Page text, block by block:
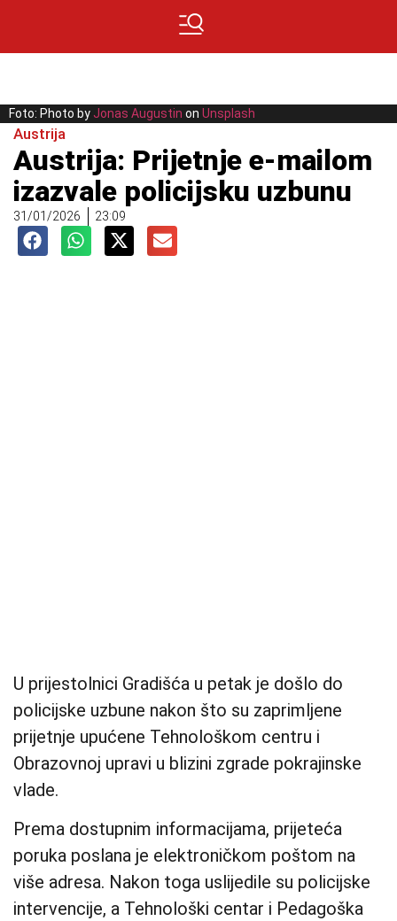
Foto: Photo by Jonas Augustin on Unsplash
Austrija
Austrija: Prijetnje e-mailom
izazvale policijsku uzbunu
31/01/2026 23:09
U prijestolnici Gradišća u petak je došlo do
policijske uzbune nakon što su zaprimljene
prijetnje upućene Tehnološkom centru i
Obrazovnoj upravi u blizini zgrade pokrajinske
vlade.
Prema dostupnim informacijama, prijeteća
poruka poslana je elektroničkom poštom na
više adresa. Nakon toga uslijedile su policijske
intervencije, a Tehnološki centar i Pedagoška